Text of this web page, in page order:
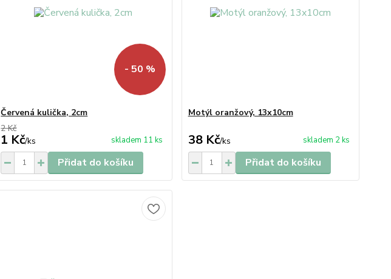
- 50 %
Červená kulička, 2cm
2 Kč
1 Kč/ks skladem 11 ks
Přidat do košíku
Motýl oranžový, 13x10cm
38 Kč/ks skladem 2 ks
Přidat do košíku